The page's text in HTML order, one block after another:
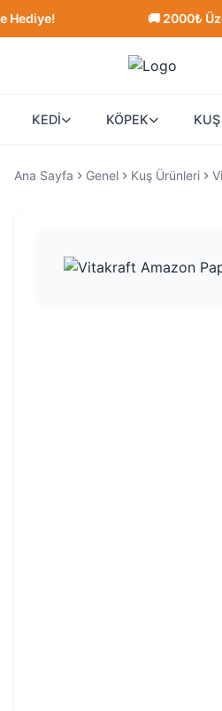
🚚 2000₺ Üzeri
KEDİ KÖPEK
Ana Sayfa Genel Kuş Ürünleri